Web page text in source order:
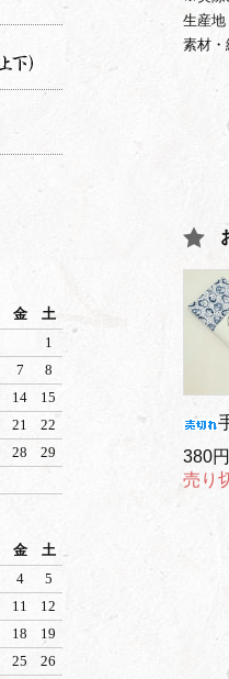
生産地
素材・
手
380
売り
金
土
1
7
8
14
15
21
22
28
29
金
土
4
5
11
12
18
19
25
26